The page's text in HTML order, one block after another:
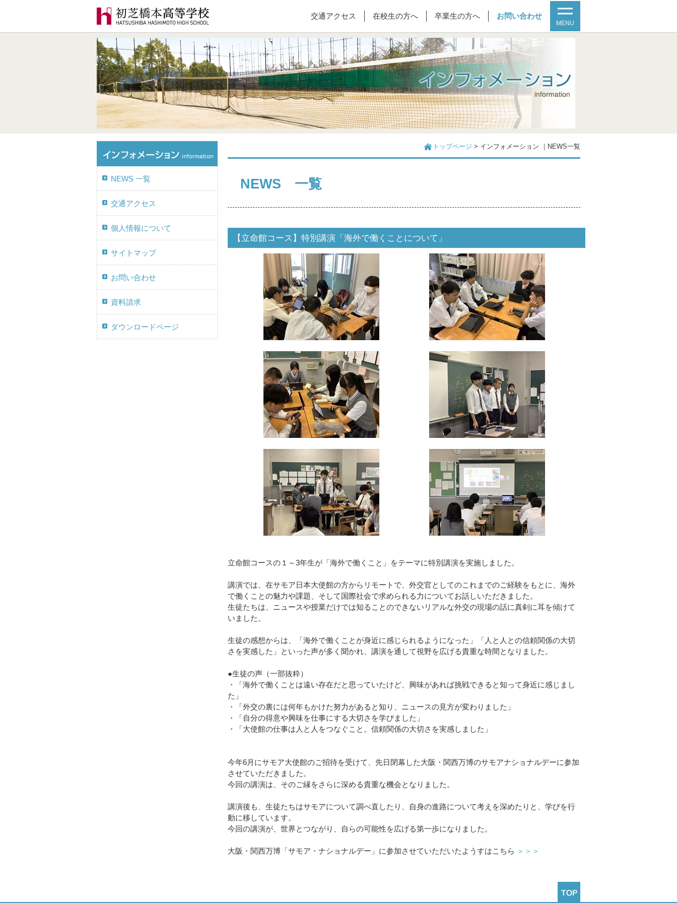
交通アクセス 在校生の方へ 卒業生の方へ お問い合わせ
MENU
NEWS 一覧
交通アクセス
個人情報について
サイトマップ
お問い合わせ
資料請求
ダウンロードページ
トップページ > インフォメーション ｜NEWS一覧
NEWS 一覧
【立命館コース】特別講演「海外で働くことについて」
立命館コースの１～3年生が「海外で働くこと」をテーマに特別講演を実施しました。
講演では、在サモア日本大使館の方からリモートで、外交官としてのこれまでのご経験をもとに、海外
で働くことの魅力や課題、そして国際社会で求められる力についてお話しいただきました。
生徒たちは、ニュースや授業だけでは知ることのできないリアルな外交の現場の話に真剣に耳を傾けて
いました。
生徒の感想からは、「海外で働くことが身近に感じられるようになった」「人と人との信頼関係の大切
さを実感した」といった声が多く聞かれ、講演を通して視野を広げる貴重な時間となりました。
●生徒の声（一部抜粋）
・「海外で働くことは遠い存在だと思っていたけど、興味があれば挑戦できると知って身近に感じまし
た」
・「外交の裏には何年もかけた努力があると知り、ニュースの見方が変わりました」
・「自分の得意や興味を仕事にする大切さを学びました」
・「大使館の仕事は人と人をつなぐこと。信頼関係の大切さを実感しました」
今年6月にサモア大使館のご招待を受けて、先日閉幕した大阪・関西万博のサモアナショナルデーに参加
させていただきました。
今回の講演は、そのご縁をさらに深める貴重な機会となりました。
講演後も、生徒たちはサモアについて調べ直したり、自身の進路について考えを深めたりと、学びを行
動に移しています。
今回の講演が、世界とつながり、自らの可能性を広げる第一歩になりました。
大阪・関西万博「サモア・ナショナルデー」に参加させていただいたようすはこちら ＞＞＞